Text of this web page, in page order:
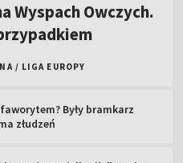
Wyspach Owczych.
/ LIGA EUROPY
faworytem? Były bramkarz
złudzeń